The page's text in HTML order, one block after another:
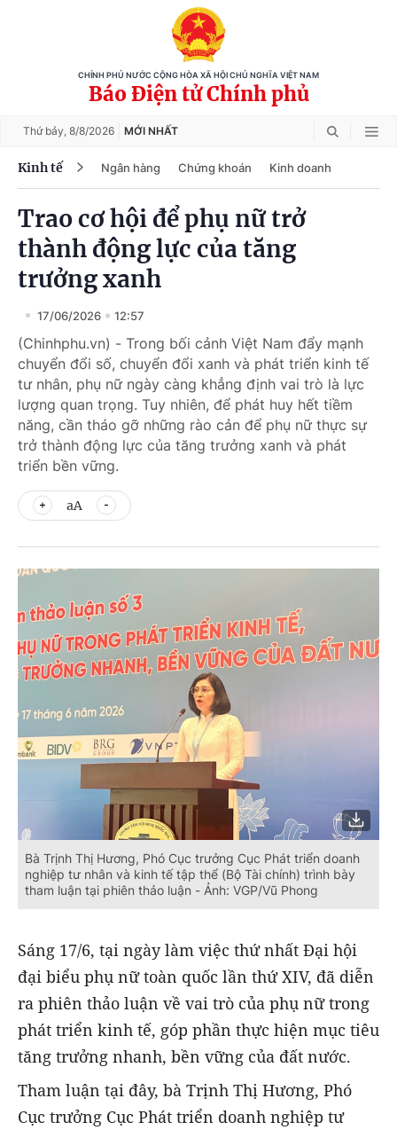
CHÍNH PHỦ NƯỚC CỘNG HÒA XÃ HỘI CHỦ NGHĨA VIỆT NAM
Báo Điện tử Chính phủ
Thứ bảy, 8/8/2026 MỚI NHẤT
Kinh tế Ngân hàng Chứng khoán Kinh doanh
Trao cơ hội để phụ nữ trở
thành động lực của tăng
trưởng xanh
17/06/2026 12:57
(Chinhphu.vn) - Trong bối cảnh Việt Nam đẩy mạnh
chuyển đổi số, chuyển đổi xanh và phát triển kinh tế
tư nhân, phụ nữ ngày càng khẳng định vai trò là lực
lượng quan trọng. Tuy nhiên, để phát huy hết tiềm
năng, cần tháo gỡ những rào cản để phụ nữ thực sự
trở thành động lực của tăng trưởng xanh và phát
triển bền vững.
aA
Bà Trịnh Thị Hương, Phó Cục trưởng Cục Phát triển doanh
nghiệp tư nhân và kinh tế tập thể (Bộ Tài chính) trình bày
tham luận tại phiên thảo luận - Ảnh: VGP/Vũ Phong
Sáng 17/6, tại ngày làm việc thứ nhất Đại hội
đại biểu phụ nữ toàn quốc lần thứ XIV, đã diễn
ra phiên thảo luận về vai trò của phụ nữ trong
phát triển kinh tế, góp phần thực hiện mục tiêu
tăng trưởng nhanh, bền vững của đất nước.
Tham luận tại đây, bà Trịnh Thị Hương, Phó
Cục trưởng Cục Phát triển doanh nghiệp tư